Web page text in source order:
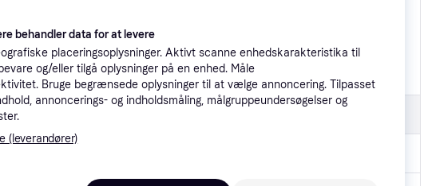
(134-02)
behandler data for at levere
placeringsoplysninger. Aktivt scanne enhedskarakteristika til
og/eller tilgå oplysninger på en enhed. Måle
Bruge begrænsede oplysninger til at vælge annoncering. Tilpasset
annoncerings- og indholdsmåling, målgruppeundersøgelser og
(leverandører)